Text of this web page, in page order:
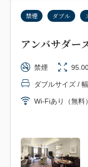
禁煙 ダブル
アンバサダー
禁煙
ダブルサイズ /
Wi-Fiあり（無料）